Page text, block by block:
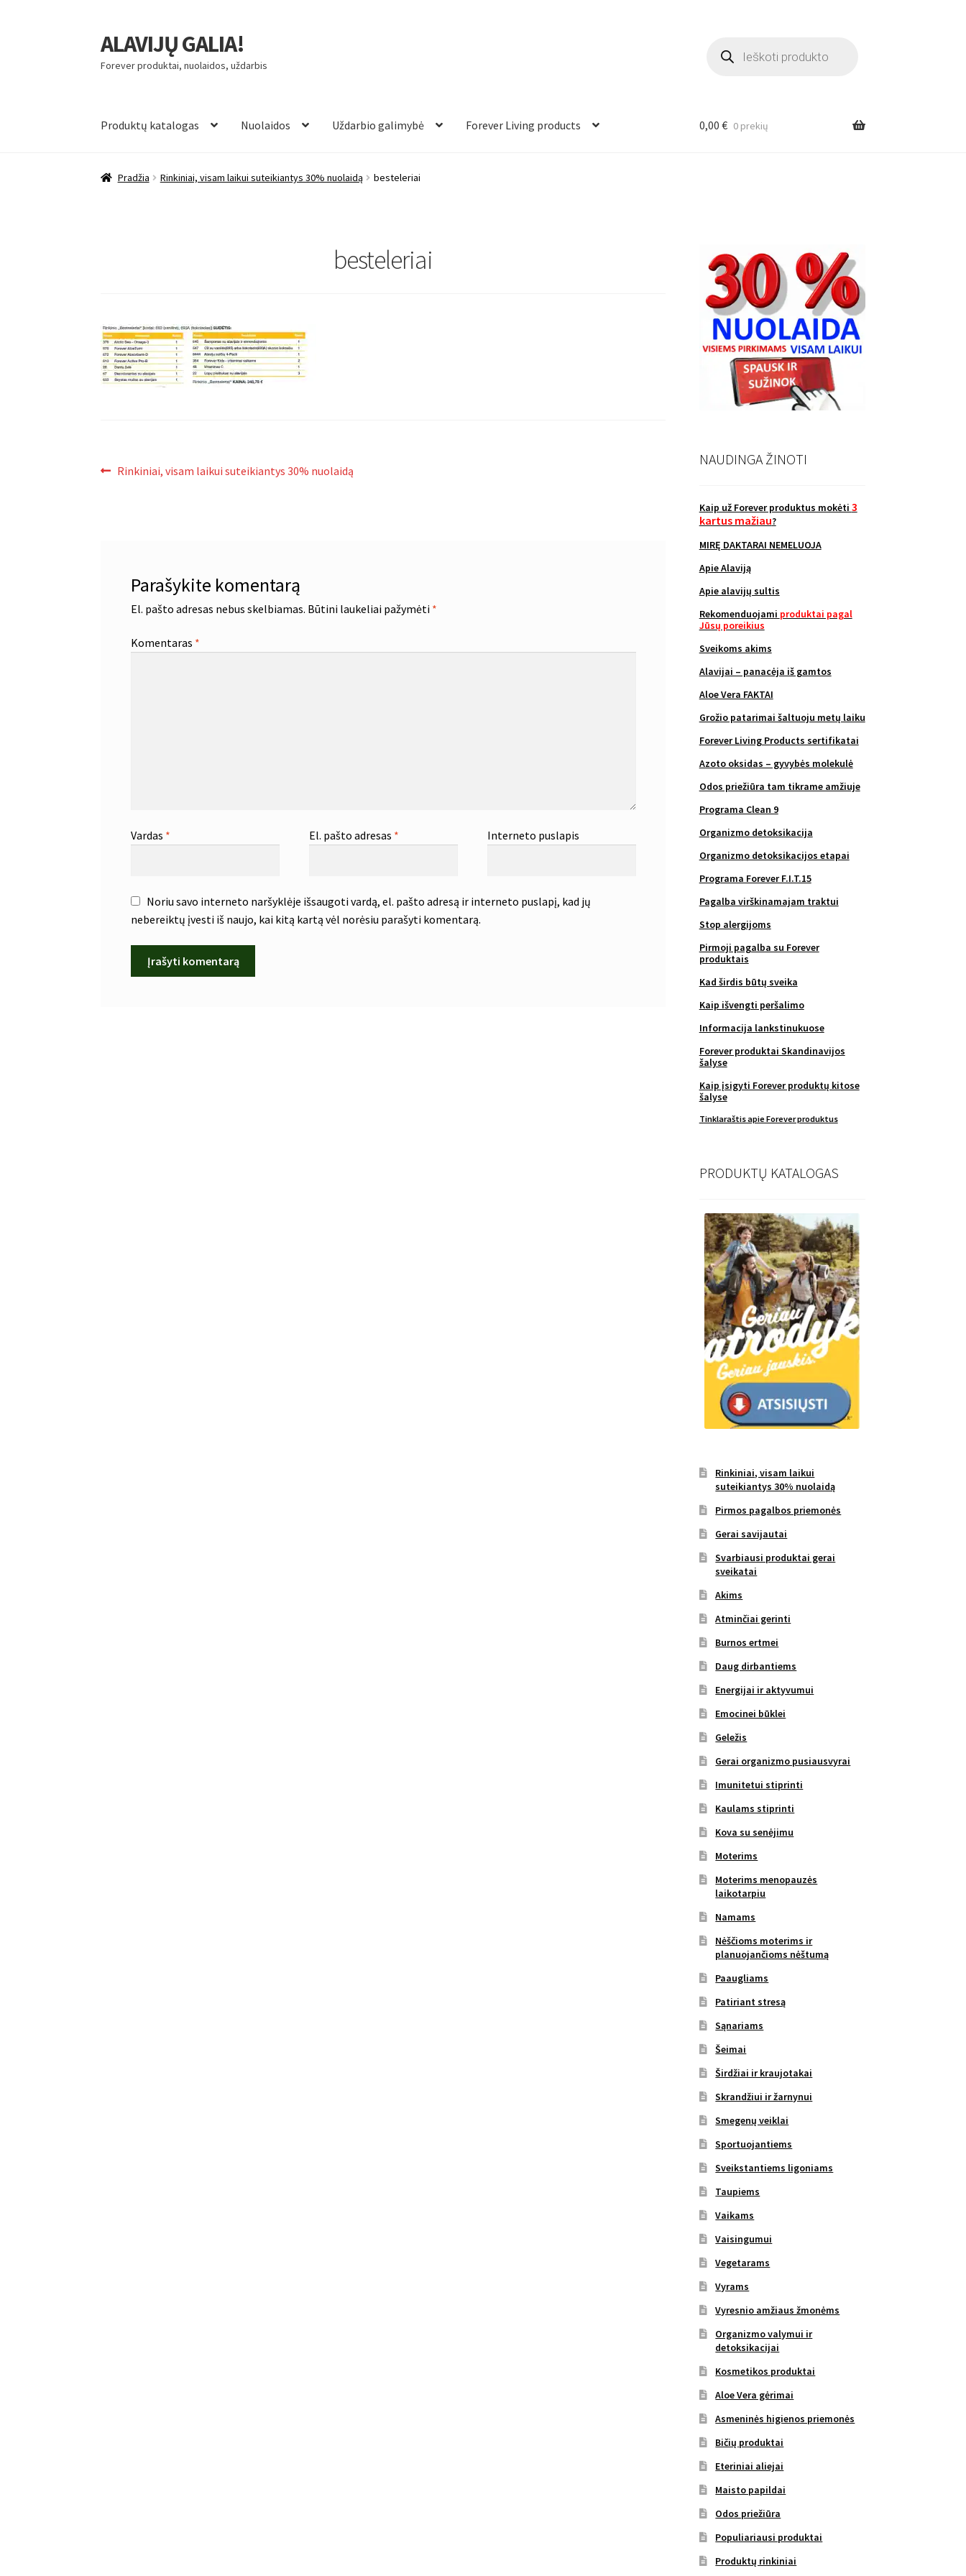
Pereiti
prie
meniu
Pereiti
prie
turinio
ALAVIJŲ GALIA!
Forever produktai, nuolaidos, uždarbis
search
Produktų katalogas Nuolaidos Uždarbio galimybė Forever Living products 0,00 € 0 prekių
Pradžia Rinkiniai, visam laikui suteikiantys 30% nuolaidą besteleriai
besteleriai
Navigacija
Ankstenis
Rinkiniai, visam laikui suteikiantys 30% nuolaidą
Parašykite komentarą
El. pašto adresas nebus skelbiamas. Būtini laukeliai pažymėti *
Komentaras *
Vardas * El. pašto adresas * Interneto puslapis
Noriu savo interneto naršyklėje išsaugoti vardą, el. pašto adresą ir interneto puslapį, kad jų
nebereiktų įvesti iš naujo, kai kitą kartą vėl norėsiu parašyti komentarą.
NAUDINGA ŽINOTI
Kaip už Forever produktus mokėti 3
kartus mažiau?
MIRĘ DAKTARAI NEMELUOJA
Apie Alaviją
Apie alavijų sultis
Rekomenduojami produktai pagal
Jūsų poreikius
Sveikoms akims
Alavijai – panacėja iš gamtos
Aloe Vera FAKTAI
Grožio patarimai šaltuoju metų laiku
Forever Living Products sertifikatai
Azoto oksidas – gyvybės molekulė
Odos priežiūra tam tikrame amžiuje
Programa Clean 9
Organizmo detoksikacija
Organizmo detoksikacijos etapai
Programa Forever F.I.T.15
Pagalba virškinamajam traktui
Stop alergijoms
Pirmoji pagalba su Forever
produktais
Kad širdis būtų sveika
Kaip išvengti peršalimo
Informacija lankstinukuose
Forever produktai Skandinavijos
šalyse
Kaip įsigyti Forever produktų kitose
šalyse
Tinklaraštis apie Forever produktus
PRODUKTŲ KATALOGAS
Rinkiniai, visam laikui
suteikiantys 30% nuolaidą
Pirmos pagalbos priemonės
Gerai savijautai
Svarbiausi produktai gerai
sveikatai
Akims
Atminčiai gerinti
Burnos ertmei
Daug dirbantiems
Energijai ir aktyvumui
Emocinei būklei
Geležis
Gerai organizmo pusiausvyrai
Imunitetui stiprinti
Kaulams stiprinti
Kova su senėjimu
Moterims
Moterims menopauzės
laikotarpiu
Namams
Nėščioms moterims ir
planuojančioms nėštumą
Paaugliams
Patiriant stresą
Sąnariams
Šeimai
Širdžiai ir kraujotakai
Skrandžiui ir žarnynui
Smegenų veiklai
Sportuojantiems
Sveikstantiems ligoniams
Taupiems
Vaikams
Vaisingumui
Vegetarams
Vyrams
Vyresnio amžiaus žmonėms
Organizmo valymui ir
detoksikacijai
Kosmetikos produktai
Aloe Vera gėrimai
Asmeninės higienos priemonės
Bičių produktai
Eteriniai aliejai
Maisto papildai
Odos priežiūra
Populiariausi produktai
Produktų rinkiniai